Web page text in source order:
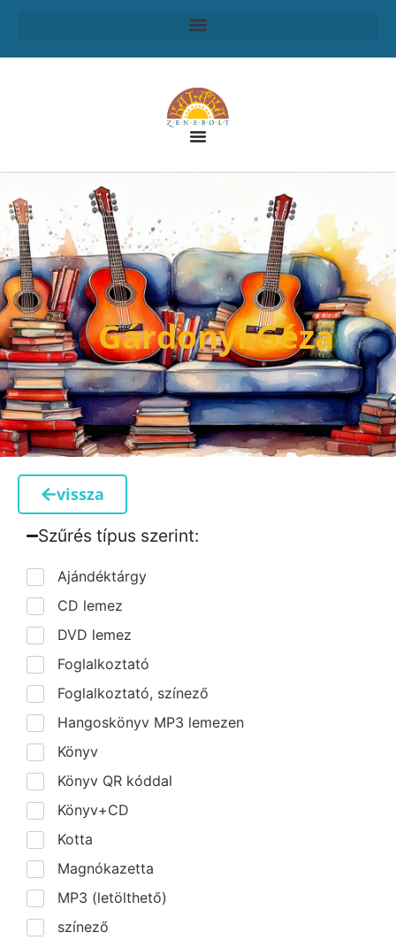
Gárdonyi Géza
vissza
Szűrés típus szerint:​
Ajándéktárgy
CD lemez
DVD lemez
Foglalkoztató
Foglalkoztató, színező
Hangoskönyv MP3 lemezen
Könyv
Könyv QR kóddal
Könyv+CD
Kotta
Magnókazetta
MP3 (letölthető)
színező